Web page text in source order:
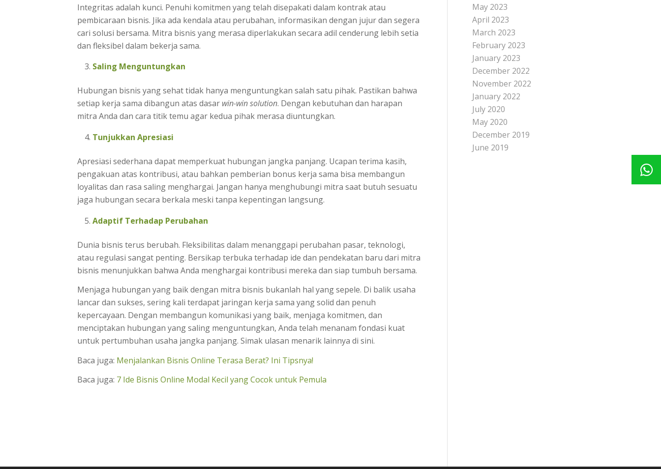
Integritas adalah kunci. Penuhi komitmen yang telah disepakati dalam kontrak atau
pembicaraan bisnis. Jika ada kendala atau perubahan, informasikan dengan jujur dan segera
cari solusi bersama. Mitra bisnis yang merasa diperlakukan secara adil cenderung lebih setia
dan fleksibel dalam bekerja sama.
Saling Menguntungkan
Hubungan bisnis yang sehat tidak hanya menguntungkan salah satu pihak. Pastikan bahwa
setiap kerja sama dibangun atas dasar win-win solution. Dengan kebutuhan dan harapan
mitra Anda dan cara titik temu agar kedua pihak merasa diuntungkan.
Tunjukkan Apresiasi
Apresiasi sederhana dapat memperkuat hubungan jangka panjang. Ucapan terima kasih,
pengakuan atas kontribusi, atau bahkan pemberian bonus kerja sama bisa membangun
loyalitas dan rasa saling menghargai. Jangan hanya menghubungi mitra saat butuh sesuatu
jaga hubungan secara berkala meski tanpa kepentingan langsung.
Adaptif Terhadap Perubahan
Dunia bisnis terus berubah. Fleksibilitas dalam menanggapi perubahan pasar, teknologi,
atau regulasi sangat penting. Bersikap terbuka terhadap ide dan pendekatan baru dari mitra
bisnis menunjukkan bahwa Anda menghargai kontribusi mereka dan siap tumbuh bersama.
Menjaga hubungan yang baik dengan mitra bisnis bukanlah hal yang sepele. Di balik usaha
lancar dan sukses, sering kali terdapat jaringan kerja sama yang solid dan penuh
kepercayaan. Dengan membangun komunikasi yang baik, menjaga komitmen, dan
menciptakan hubungan yang saling menguntungkan, Anda telah menanam fondasi kuat
untuk pertumbuhan usaha jangka panjang. Simak ulasan menarik lainnya di sini.
Baca juga: Menjalankan Bisnis Online Terasa Berat? Ini Tipsnya!
Baca juga: 7 Ide Bisnis Online Modal Kecil yang Cocok untuk Pemula
May 2023
April 2023
March 2023
February 2023
January 2023
December 2022
November 2022
January 2022
July 2020
May 2020
December 2019
June 2019